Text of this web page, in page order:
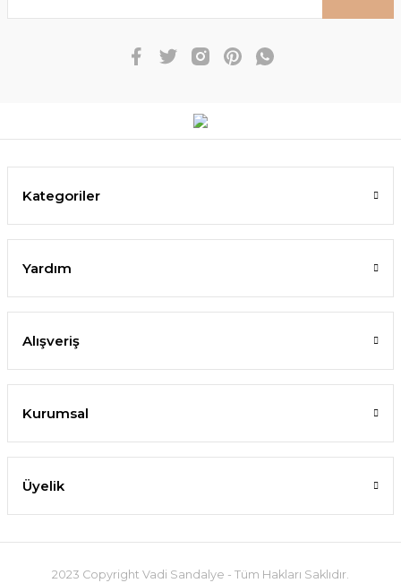
Kategoriler
Yardım
Alışveriş
Kurumsal
Üyelik
2023 Copyright Vadi Sandalye - Tüm Hakları Saklıdır.